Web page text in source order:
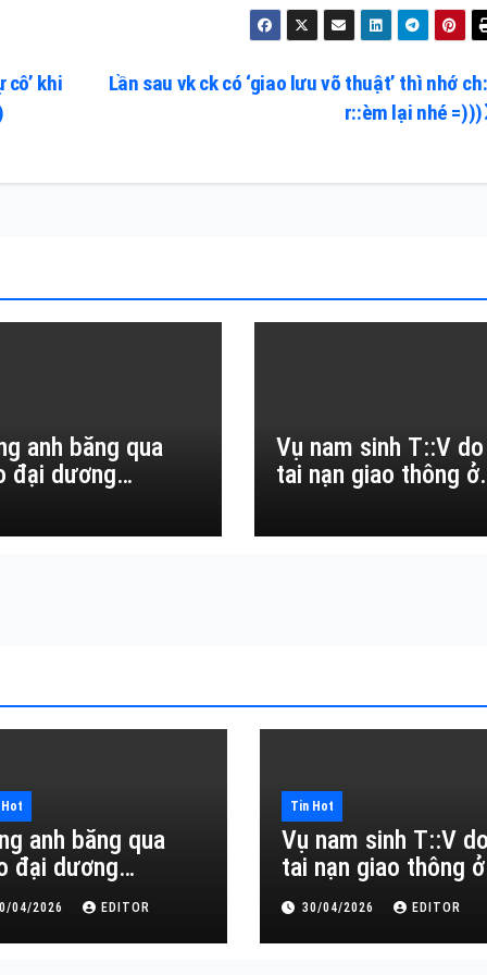
Lần sau vk ck có ‘giao lưu võ thuật’ thì nhớ
r::èm lại nhé =)))
cô’ khi
anh băng qua
đại dương…
Vụ nam sinh T::V do
tai nạn giao thông ở
anh băng qua
đại dương…
04/2026 EDITOR
Tin Hot
Vụ nam sinh T::V
tai nạn giao thông ở
Đắk Lắk
30/04/2026 EDITOR